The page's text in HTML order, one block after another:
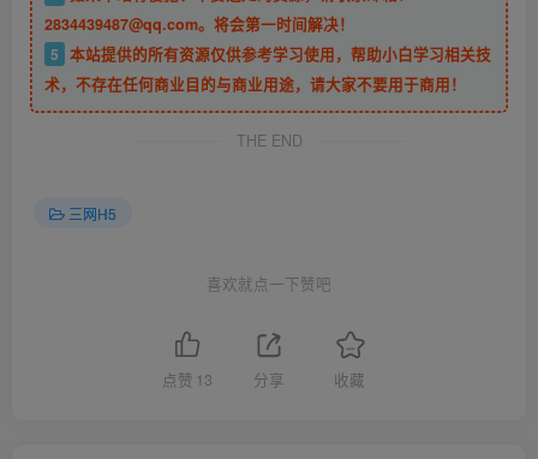
2834439487@qq.com。将会第一时间解决！
5 本站提供的所有资源仅供参考学习使用，帮助小白学习相关技
术，不存在任何商业目的与商业用途，请大家不要用于商用！
THE END
三网H5
喜欢就点一下赞吧
点赞 13 分享 收藏